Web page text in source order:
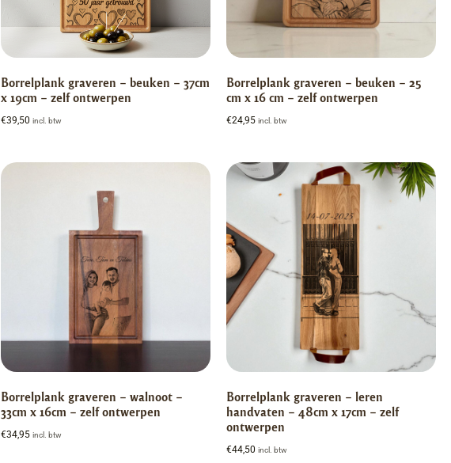
Borrelplank graveren – beuken – 37cm
x 19cm – zelf ontwerpen
€39,50 incl. btw
Borrelplank graveren – beuken – 25
cm x 16 cm – zelf ontwerpen
€24,95 incl. btw
Borrelplank graveren – walnoot –
33cm x 16cm – zelf ontwerpen
€34,95 incl. btw
Borrelplank graveren – leren
handvaten – 48cm x 17cm – zelf
ontwerpen
€44,50 incl. btw